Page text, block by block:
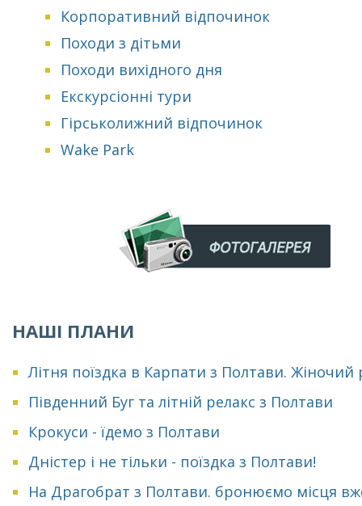
Корпоративний відпочинок
Походи з дітьми
Походи вихідного дня
Екскурсіонні тури
Гірськолижний відпочинок
Wake Park
НАШІ ПЛАНИ
Літня поїздка в Карпати з Полтави. Жіночий
Південний Буг та літній релакс з Полтави
Крокуси - їдемо з Полтави
Дністер і не тільки - поїздка з Полтави!
На Драгобрат з Полтави. бронюємо місця